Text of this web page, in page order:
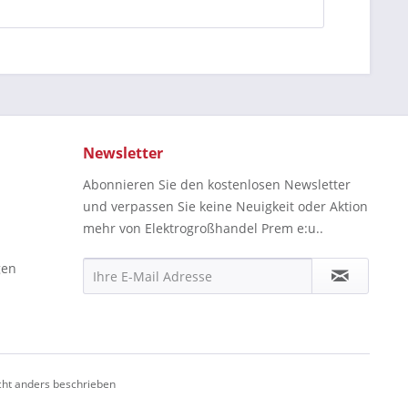
Newsletter
Abonnieren Sie den kostenlosen Newsletter
und verpassen Sie keine Neuigkeit oder Aktion
mehr von Elektrogroßhandel Prem e:u..
anders beschrieben